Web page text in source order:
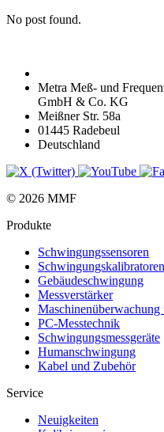
No post found.
Metra Meß- und
GmbH & Co. KG
Meißner Str. 58a
01445 Radebeul
Deutschland
© 2026 MMF
Produkte
Schwingungs­sensoren
Schwingungs­kalibratoren
Gebäude­schwingung
Messverstärker
PC-Messtechnik
Schwingungs­messgeräte
Human­schwingung
Kabel und Zubehör
Service
Neuigkeiten